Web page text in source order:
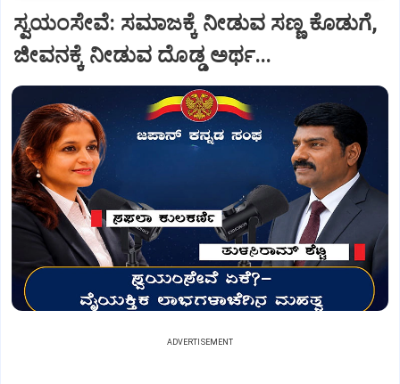
ಸ್ವಯಂಸೇವೆ: ಸಮಾಜಕ್ಕೆ ನೀಡುವ ಸಣ್ಣ ಕೊಡುಗೆ,
ಜೀವನಕ್ಕೆ ನೀಡುವ ದೊಡ್ಡ ಅರ್ಥ...
ADVERTISEMENT